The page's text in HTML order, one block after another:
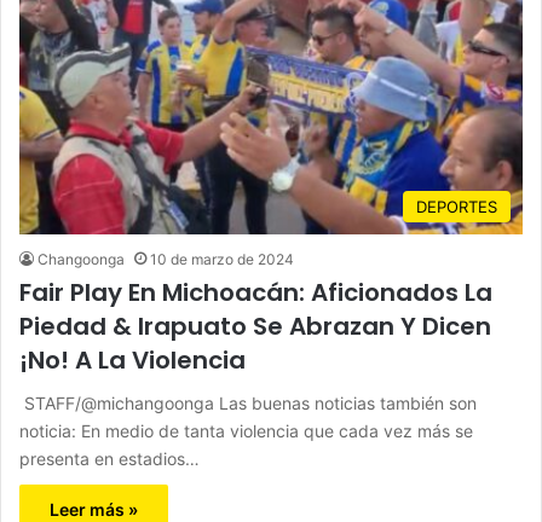
DEPORTES
Changoonga 10 de marzo de 2024
Fair Play En Michoacán: Aficionados La
Piedad & Irapuato Se Abrazan Y Dicen
¡No! A La Violencia
STAFF/@michangoonga Las buenas noticias también son
noticia: En medio de tanta violencia que cada vez más se
presenta en estadios…
Leer más »